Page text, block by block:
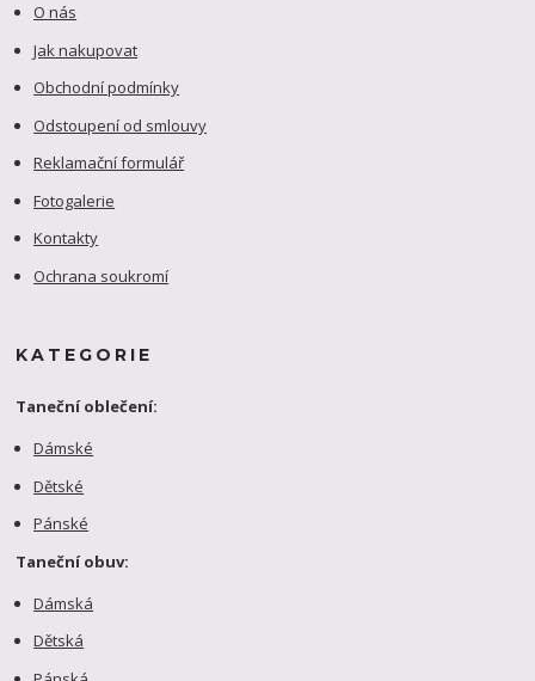
O nás
Jak nakupovat
Obchodní podmínky
Odstoupení od smlouvy
Reklamační formulář
Fotogalerie
Kontakty
Ochrana soukromí
KATEGORIE
Taneční oblečení:
Dámské
Dětské
Pánské
Taneční obuv:
Dámská
Dětská